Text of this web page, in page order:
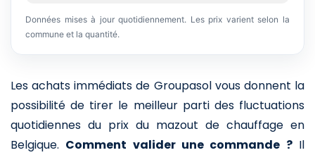
Données mises à jour quotidiennement. Les prix varient selon la
commune et la quantité.
Les achats immédiats de Groupasol vous donnent la
possibilité de tirer le meilleur parti des fluctuations
quotidiennes du prix du mazout de chauffage en
Belgique. Comment valider une commande ?Il